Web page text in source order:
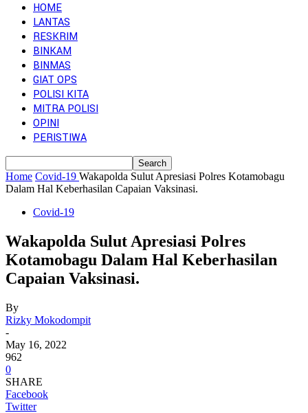
HOME
LANTAS
RESKRIM
BINKAM
BINMAS
GIAT OPS
POLISI KITA
MITRA POLISI
OPINI
PERISTIWA
Home Covid-19 Wakapolda Sulut Apresiasi Polres Kotamobagu
Dalam Hal Keberhasilan Capaian Vaksinasi.
Covid-19
Wakapolda Sulut Apresiasi Polres
Kotamobagu Dalam Hal Keberhasilan
Capaian Vaksinasi.
By
Rizky Mokodompit
-
May 16, 2022
962
0
SHARE
Facebook
Twitter